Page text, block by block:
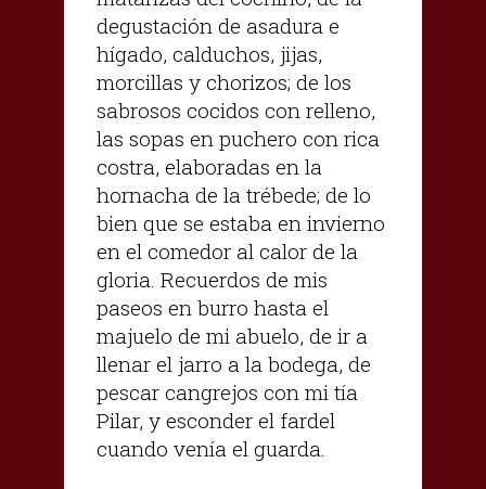
degustación de asadura e
hígado, calduchos, jijas,
morcillas y chorizos; de los
sabrosos cocidos con relleno,
las sopas en puchero con rica
costra, elaboradas en la
hornacha de la trébede; de lo
bien que se estaba en invierno
en el comedor al calor de la
gloria. Recuerdos de mis
paseos en burro hasta el
majuelo de mi abuelo, de ir a
llenar el jarro a la bodega, de
pescar cangrejos con mi tía
Pilar, y esconder el fardel
cuando venía el guarda.